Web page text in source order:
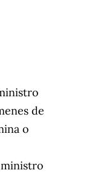
de
o